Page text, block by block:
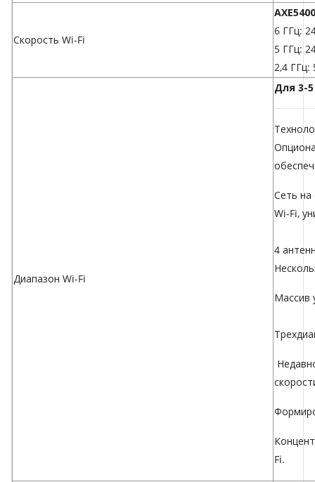
Скорость Wi-Fi
AXE5400
6 ГГц:
5 ГГц:
2,4 ГГц:
Диапазон Wi-Fi
Для 3-
Сеть на
Wi-Fi,
4
Массив
Fi.